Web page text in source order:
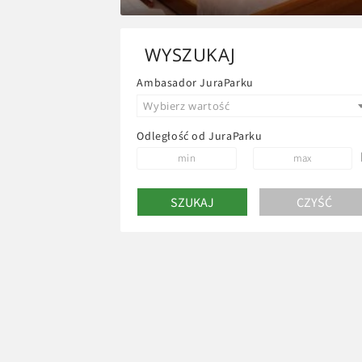
WYSZUKAJ
Ambasador JuraParku
Wybierz wartość
Odległość od JuraParku